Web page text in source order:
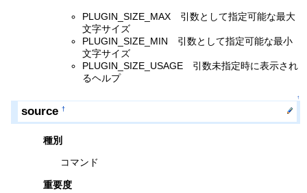
PLUGIN_SIZE_MAX 引数として指定可能な最大
文字サイズ
PLUGIN_SIZE_MIN 引数として指定可能な最小
文字サイズ
PLUGIN_SIZE_USAGE 引数未指定時に表示され
るヘルプ
↑
source †
種別
コマンド
重要度